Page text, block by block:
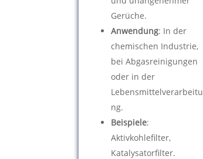
Gerüche.
Anwendung: In der
chemischen Industrie,
bei Abgasreinigungen
oder in der
Lebensmittelverarbeitu
ng.
Beispiele:
Aktivkohlefilter,
Katalysatorfilter.